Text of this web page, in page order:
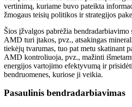
vertinimą, kuriame buvo pateikta
žmogaus teisių politikos ir strategijos
Šios įžvalgos pabrėžia bendradarbiavimo
AMD turi įtakos, pvz., atsakingas
tiekėjų tvarumas, tuo pat metu skatinant
AMD kontroliuoja, pvz., mažinti
energijos vartojimo efektyvumą ir
bendruomenes, kuriose ji veikia.
Pasaulinis bendradarbiavimas